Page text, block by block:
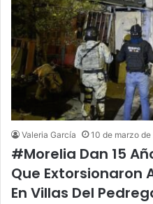
Valeria García 10 de marzo
#Morelia Dan 15
Que Extorsionaron
En Villas Del